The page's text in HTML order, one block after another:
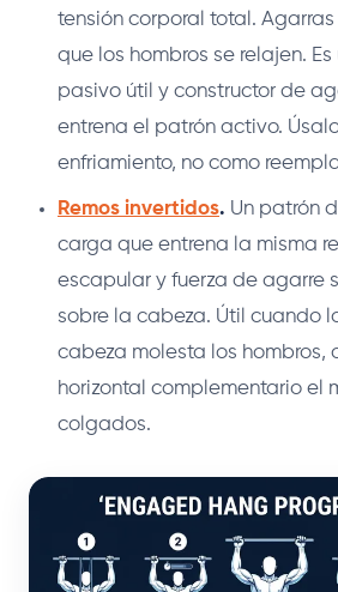
tensión corporal total.
que los hombros se relajen.
pasivo útil y constructor de
entrena el patrón activo.
enfriamiento, no como
Remos invertidos. Un patrón
carga que entrena la misma
escapular y fuerza de agarre
sobre la cabeza. Útil cuando
cabeza molesta los hombros,
horizontal complementario el
colgados.